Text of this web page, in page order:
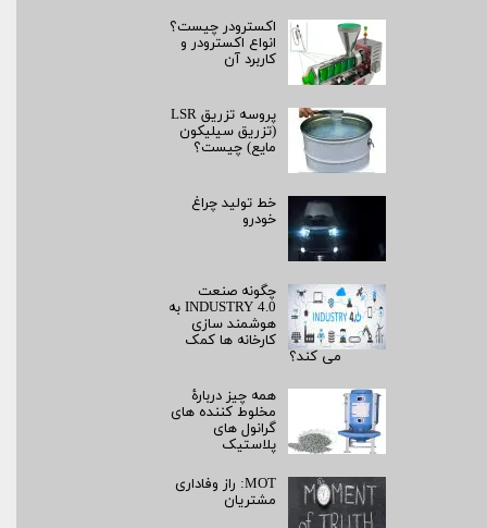
اکسترودر چیست؟
انواع اکسترودر و
کاربرد آن
پروسه تزریق LSR
(تزریق سیلیکون
مایع) چیست؟
خط تولید چراغ
خودرو
چگونه صنعت
INDUSTRY 4.0 به
هوشمند سازی
کارخانه ها کمک
می کند؟
همه چیز دربارۀ
مخلوط کننده های
گرانول های
پلاستیک
MOT: راز وفاداری
مشتریان